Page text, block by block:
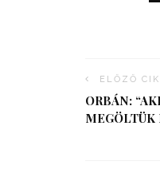
ELŐZŐ
ORBÁN:
MEGÖLTÜK